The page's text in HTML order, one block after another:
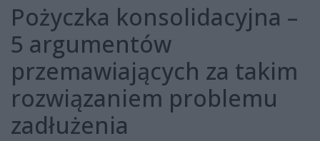
Pożyczka konsolidacyjna –
5 argumentów
przemawiających za takim
rozwiązaniem problemu
zadłużenia